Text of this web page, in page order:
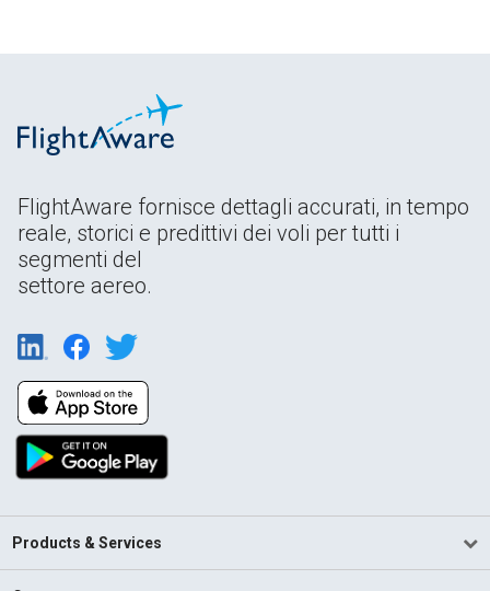
FlightAware fornisce dettagli accurati, in tempo
reale, storici e predittivi dei voli per tutti i
segmenti del
settore aereo.
Products & Services